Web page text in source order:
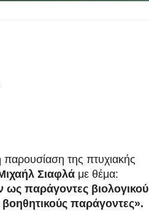
της πτυχιακής
Σιαφλά με θέμα:
ως παράγοντες βιολογικού
παράγοντες».